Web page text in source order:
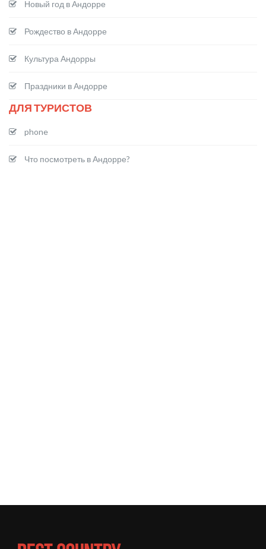
Новый год в Андорре
Рождество в Андорре
Культура Андорры
Праздники в Андорре
ДЛЯ ТУРИСТОВ
phone
Что посмотреть в Андорре?